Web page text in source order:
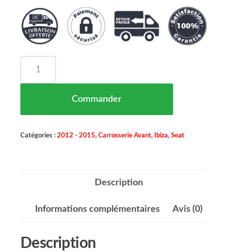
Commander
Catégories : 2012 - 2015, Carrosserie Avant, Ibiza, Seat
Description
Informations complémentaires Avis (0)
Description